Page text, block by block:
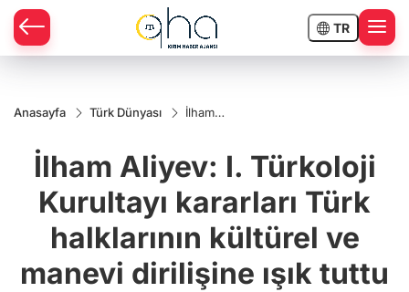
TR
Anasayfa Türk Dünyası
İlham
Kurultayı
kararları
halklarının
kültürel
ve
manevi
dirilişine
ışık tuttu
İlham Aliyev: I. Türkoloji
Kurultayı kararları Türk
halklarının kültürel ve
manevi dirilişine ışık tuttu